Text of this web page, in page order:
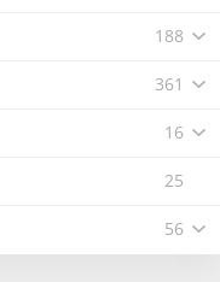
188
361
16
25
56